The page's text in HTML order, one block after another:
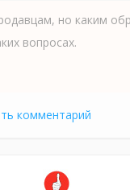
но каким
вопросах.
комментарий